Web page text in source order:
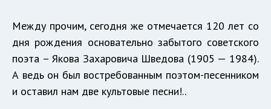
Между прочим, сегодня же отмечается 120 лет со
дня рождения основательно забытого советского
поэта – Якова Захаровича Шведова (1905 — 1984).
А ведь он был востребованным поэтом-песенником
и оставил нам две культовые песни!..